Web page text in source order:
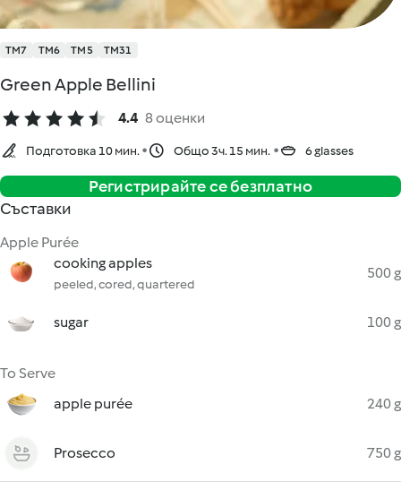
TM7 TM6 TM5 TM31
Green Apple Bellini
4.4 8 оценки
Подготовка 10 мин. Общо 3ч. 15 мин. 6 glasses
Регистрирайте се безплатно
Съставки
Apple Purée
cooking apples
peeled, cored, quartered
500 g
sugar 100 g
To Serve
apple purée
240 g
Prosecco 750 g